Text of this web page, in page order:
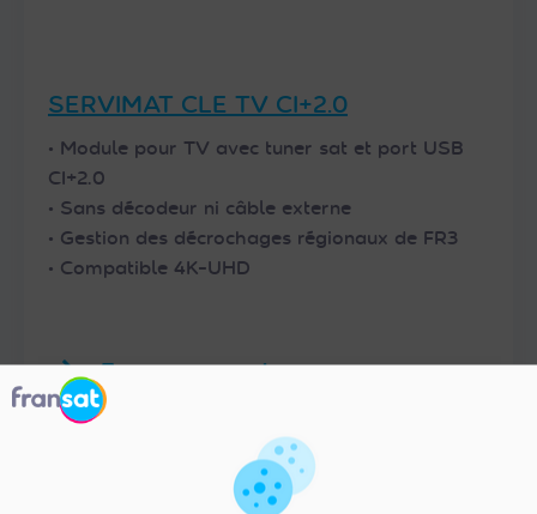
SERVIMAT CLE TV CI+2.0
• Module pour TV avec tuner sat et port USB
CI+2.0
• Sans décodeur ni câble externe
• Gestion des décrochages régionaux de FR3
• Compatible 4K-UHD
Trouver un revendeur